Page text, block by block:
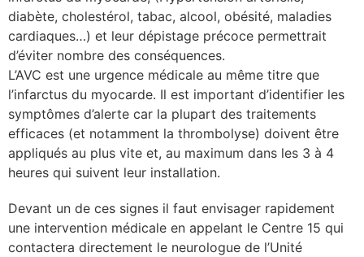
diabète, cholestérol, tabac, alcool, obésité, maladies
cardiaques…) et leur dépistage précoce permettrait
d’éviter nombre des conséquences.
L’AVC est une urgence médicale au même titre que
l’infarctus du myocarde. Il est important d’identifier les
symptômes d’alerte car la plupart des traitements
efficaces (et notamment la thrombolyse) doivent être
appliqués au plus vite et, au maximum dans les 3 à 4
heures qui suivent leur installation.
Devant un de ces signes il faut envisager rapidement
une intervention médicale en appelant le Centre 15 qui
contactera directement le neurologue de l’Unité